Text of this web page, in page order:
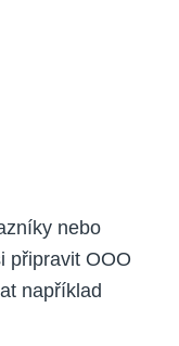
nebo
připravit OOO
například